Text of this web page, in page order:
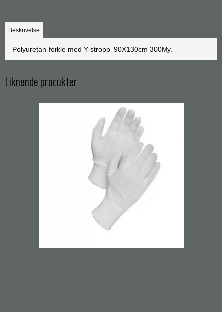
Beskrivelse
Polyuretan-forkle med Y-stropp, 90X130cm 300My.
Liknende produkter